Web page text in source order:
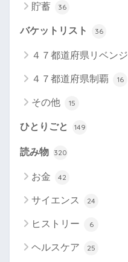
貯蓄 36
バケットリスト 36
４７都道府県リベンジ
４７都道府県制覇 16
その他 15
ひとりごと 149
読み物 320
お金 42
サイエンス 24
ヒストリー 6
ヘルスケア 25